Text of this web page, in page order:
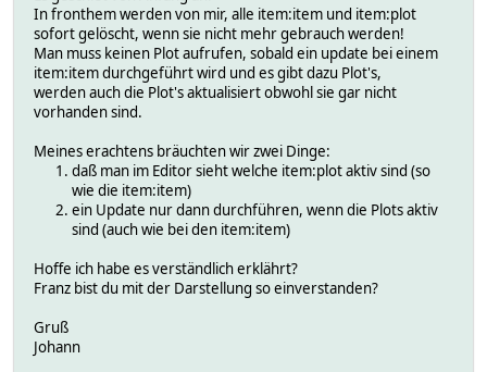
In fronthem werden von mir, alle item:item und item:plot
sofort gelöscht, wenn sie nicht mehr gebrauch werden!
Man muss keinen Plot aufrufen, sobald ein update bei einem
item:item durchgeführt wird und es gibt dazu Plot's,
werden auch die Plot's aktualisiert obwohl sie gar nicht
vorhanden sind.
Meines erachtens bräuchten wir zwei Dinge:
daß man im Editor sieht welche item:plot aktiv sind (so
wie die item:item)
ein Update nur dann durchführen, wenn die Plots aktiv
sind (auch wie bei den item:item)
Hoffe ich habe es verständlich erklährt?
Franz bist du mit der Darstellung so einverstanden?
Gruß
Johann